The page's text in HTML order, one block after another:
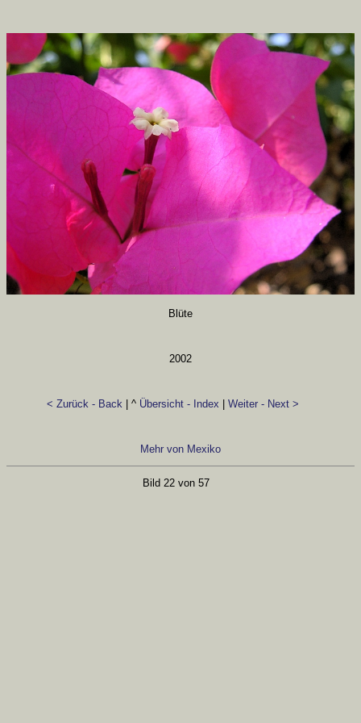
Blüte
2002
< Zurück - Back| ^ Übersicht - Index Weiter - Next >
Mehr von Mexiko
Bild 22 von 57